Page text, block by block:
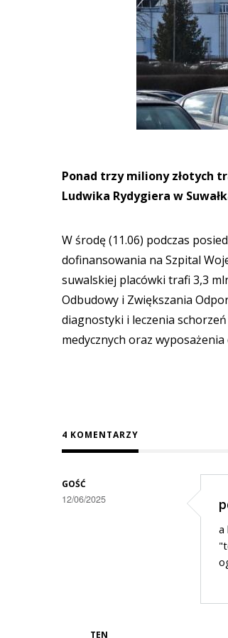
Ponad trzy miliony złotych
Ludwika Rydygiera w
W środę (11.06) podczas
dofinansowania na Szpital
suwalskiej placówki trafi 3,3
Odbudowy i Zwiększania
diagnostyki i leczenia
medycznych oraz
4 KOMENTARZY
GOŚĆ
12/06/2025
a
TEN